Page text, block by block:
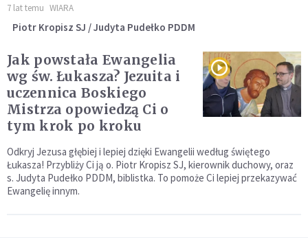
7 lat temu WIARA
Piotr Kropisz SJ / Judyta Pudełko PDDM
Jak powstała Ewangelia
wg św. Łukasza? Jezuita i
uczennica Boskiego
Mistrza opowiedzą Ci o
tym krok po kroku
Odkryj Jezusa głębiej i lepiej dzięki Ewangelii według świętego
Łukasza! Przybliży Ci ją o. Piotr Kropisz SJ, kierownik duchowy, oraz
s. Judyta Pudełko PDDM, biblistka. To pomoże Ci lepiej przekazywać
Ewangelię innym.